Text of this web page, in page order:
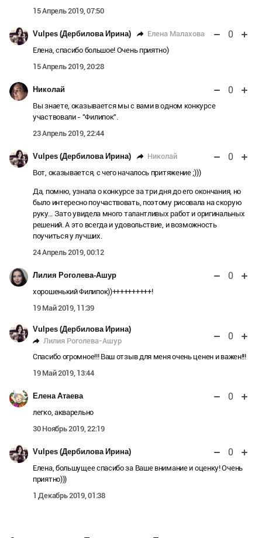
15 Апрель 2019, 07:50
Vulpes (Дербилова Ирина) Елена Малахова 0
Елена, спасибо большое! Очень приятно)
15 Апрель 2019, 20:28
Николай 0
Вы знаете, оказывается мы с вами в одном конкурсе
участвовали - "Филипок".
23 Апрель 2019, 22:44
Vulpes (Дербилова Ирина) Николай 0
Вот, оказывается, с чего началось притяжение ;)))
Да, помню, узнала о конкурсе за три дня до его окончания, но
было интересно поучаствовать, поэтому рисовала на скорую
руку... Зато увидела много талантливых работ и оригинальных
решений. А это всегда и удовольствие, и возможность
поучиться у лучших.
24 Апрель 2019, 00:12
Лилия Роголева-Ашур 0
хорошенький Филипок))++++++++++!
19 Май 2019, 11:39
Vulpes (Дербилова Ирина)
Лилия Роголева-Ашур
0
Спасибо огромное!!! Ваш отзыв для меня очень ценен и важен!!!
19 Май 2019, 13:44
Елена Атаева 0
легко, акварельно
30 Ноябрь 2019, 22:19
Vulpes (Дербилова Ирина) 0
Елена, большущее спасибо за Ваше внимание и оценку! Очень
приятно)))
1 Декабрь 2019, 01:38